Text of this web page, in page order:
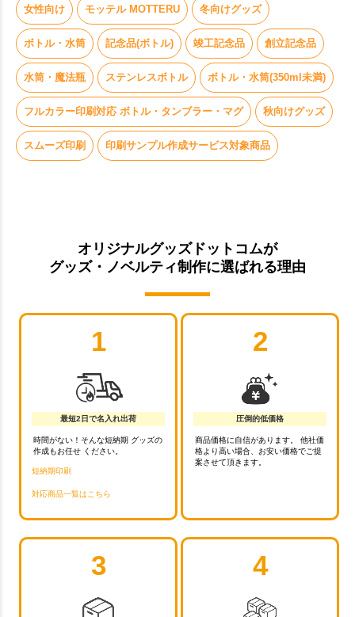
女性向け モッテル MOTTERU 冬向けグッズ
ボトル・水筒 記念品(ボトル) 竣工記念品 創立記念品
水筒・魔法瓶 ステンレスボトル ボトル・水筒(350ml未満)
フルカラー印刷対応 ボトル・タンブラー・マグ 秋向けグッズ
スムーズ印刷 印刷サンプル作成サービス対象商品
オリジナルグッズドットコムが
グッズ・ノベルティ制作に選ばれる理由
1
最短2日で名入れ出荷
時間がない！そんな短納期 グッズの
作成もお任せ ください。
短納期印刷
対応商品一覧はこちら
2
圧倒的低価格
商品価格に自信があります。 他社価
格より高い場合、お安い価格でご提
案させて頂きます。
3 4